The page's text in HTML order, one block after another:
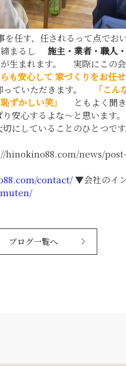
任す、任されるって点で
締まるし 施主・業者・職人
生まれます。 実際にこの
も安心して 家づくりをお任
ていただきます。 「こ
ずかしい笑」
ともよく聞
り安心するよな～と思いま
にしていることのひとつで
hinokino88.com/news/
contact/▼会社のイ
ブログ一覧へ